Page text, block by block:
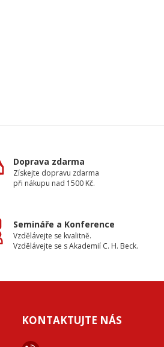
Doprava zdarma
Získejte dopravu zdarma
při nákupu nad 1500 Kč.
Semináře a Konference
Vzdělávejte se kvalitně.
Vzdělávejte se s Akademií C. H. Beck.
KONTAKTUJTE NÁS